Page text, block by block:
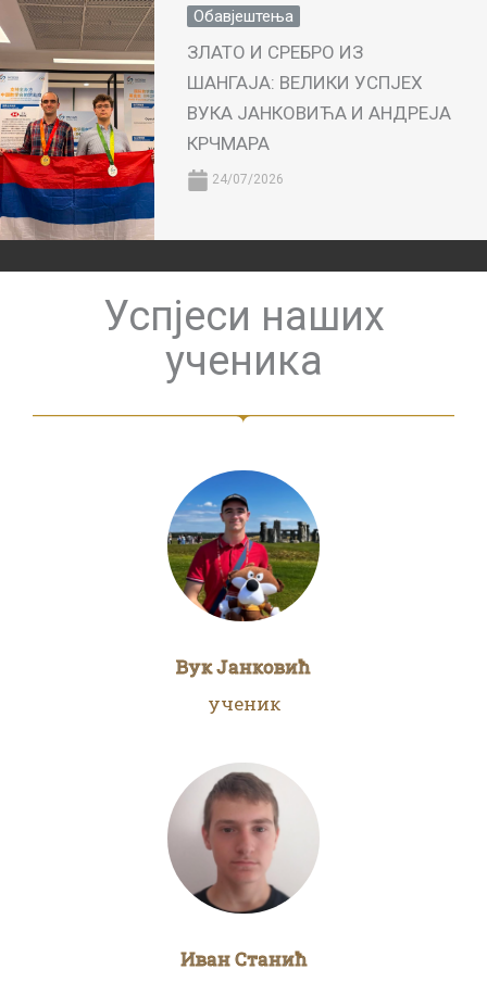
Обавјештења
ЗЛАТО И СРЕБРО ИЗ
ШАНГАЈА: ВЕЛИКИ УСПЈЕХ
ВУКА ЈАНКОВИЋА И АНДРЕЈА
КРЧМАРА
24/07/2026
Успјеси наших
ученика
Вук Јанковић
ученик
Иван Станић